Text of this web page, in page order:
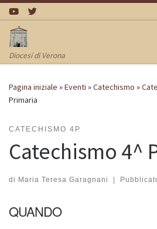
Passa al contenuto
Diocesi di Verona
Pagina iniziale »Eventi »Catechismo »
Primaria
CATECHISMO 4P
Catechismo 4^
di Maria Teresa Garagnani |
QUANDO